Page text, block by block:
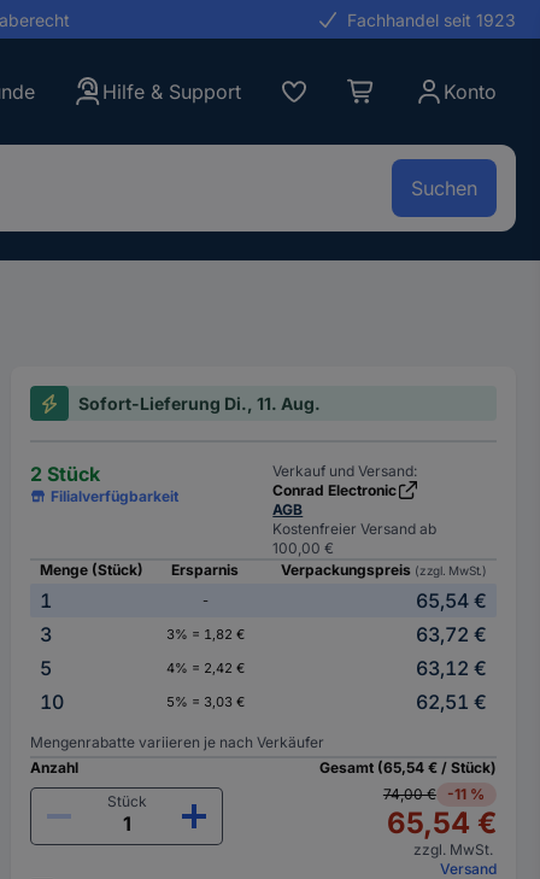
Fachhandel seit 1923
Hilfe & Support Konto
Suchen
Sofort-Lieferung Di., 11. Aug.
2 Stück
Filialverfügbarkeit
Verkauf und Versand:
Conrad Electronic
AGB
Kostenfreier Versand ab
100,00 €
Menge (Stück)
Ersparnis Verpackungspreis (zzgl. MwSt.)
1 -
65,54 €
3
3% = 1,82 €
63,72 €
5
4% = 2,42 €
63,12 €
10
5% = 3,03 € 62,51 €
Mengenrabatte variieren je nach Verkäufer
Anzahl
Stück
Gesamt (65,54 € / Stück)
74,00 €
-11 %
65,54 €
zzgl. MwSt.
Versand